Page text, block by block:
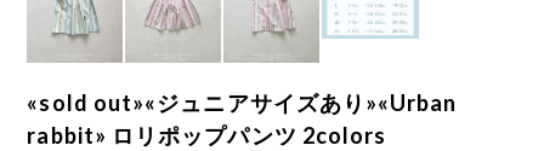
«sold out»«ジュニアサイズあり»«Urban
rabbit» ロリポップパンツ 2colors